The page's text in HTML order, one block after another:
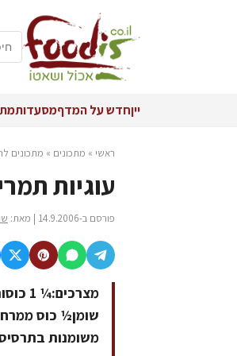
ייןחדש על המדףמסעדות
ראשי » מתכונים » מתכונים
עוגיות
פורסם ב-14.9.2006 | מאת: